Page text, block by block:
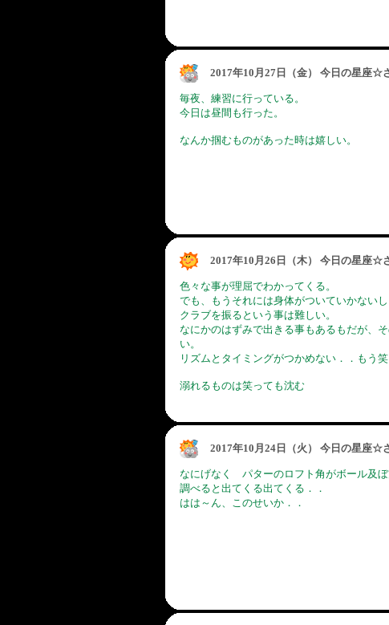
2017年10月27日（金） 今日の星座☆
毎夜、練習に行っている。
今日は昼間も行った。
なんか掴むものがあった時は嬉しい。
2017年10月26日（木） 今日の星座☆
色々な事が理屈でわかってくる。
でも、もうそれには身体がついていかないし
クラブを振るという事は難しい。
なにかのはずみで出きる事もあるもだが、
い。
リズムとタイミングがつかめない．．もう笑
溺れるものは笑っても沈む
2017年10月24日（火） 今日の星座☆
なにげなく パターのロフト角がボール及ぼ
調べると出てくる出てくる．．
はは～ん、このせいか．．